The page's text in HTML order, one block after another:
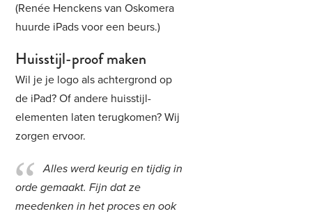
(Renée Henckens van Oskomera
huurde iPads voor een beurs.)
Huisstijl-proof maken
Wil je je logo als achtergrond op
de iPad? Of andere huisstijl-
elementen laten terugkomen? Wij
zorgen ervoor.
Alles werd keurig en tijdig in
orde gemaakt. Fijn dat ze
meedenken in het proces en ook